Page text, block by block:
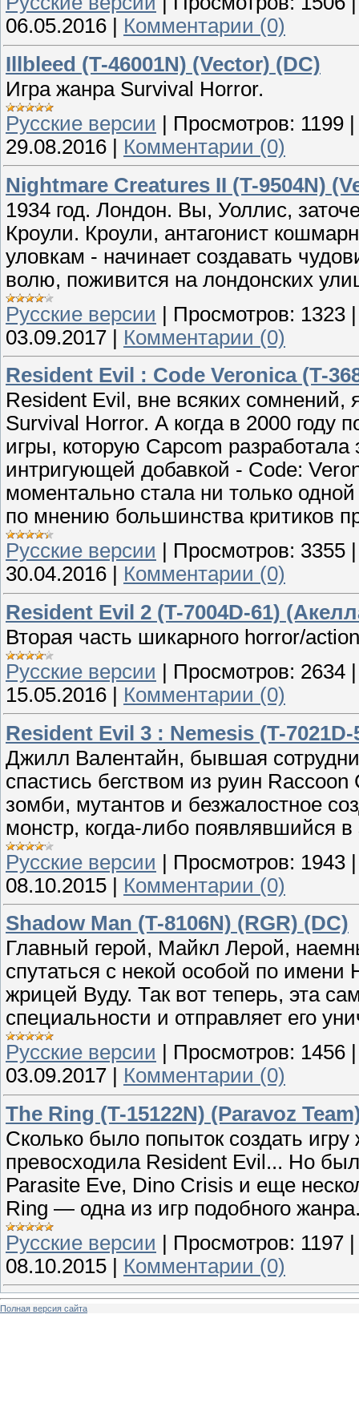
06.05.2016
Комментарии (0)
Illbleed (T-46001N) (Vector) (DC)
Игра жанра Survival Horror.
Русские версии
Просмотров: 1199
29.08.2016
Комментарии (0)
Nightmare Creatures II (T-9504N)
1934 год. Лондон. Вы, Уоллис,
Кроули. Кроули, антагонист
уловкам - начинает создавать
волю, поживится на лондонских
Русские версии | Просмотров: 1323
03.09.2017 | Комментарии (0)
Resident Evil : Code Veronica (T-
Resident Evil, вне всяких сомнений,
Survival Horror. А когда в 2000 году
игры, которую Capcom
интригующей добавкой - Code:
моментально стала ни только
по мнению большинства критиков
Русские версии
Просмотров: 3355
30.04.2016
Комментарии (0)
Resident Evil 2 (T-7004D-61)
Вторая часть шикарного horror/
Русские версии
Просмотров: 2634
15.05.2016
Комментарии (0)
Resident Evil 3 : Nemesis (T-7021D-
Джилл Валентайн, бывшая
спастись бегством из руин
зомби, мутантов и безжалостное
монстр, когда-либо появлявшийся
Русские версии | Просмотров: 1943
08.10.2015 | Комментарии (0)
Shadow Man (T-8106N) (RGR) (DC)
Главный герой, Майкл Лерой,
спутаться с некой особой по
жрицей Вуду. Так вот теперь, эта
специальности и отправляет его
Русские версии
Просмотров: 1456
03.09.2017
Комментарии (0)
The Ring (T-15122N) (Paravoz
Сколько было попыток создать
превосходила Rеsidеnt Еvil... Но
Раrаsitе Еvе, Dino Crisis и еще
Ring — одна из игр подобного
Русские версии
Просмотров: 1197
08.10.2015
Комментарии (0)
Полная версия сайта